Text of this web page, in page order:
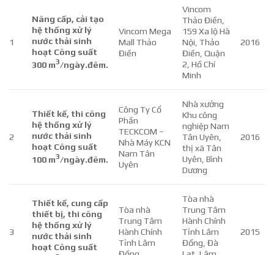
1
Nâng cấp, cải tạo
hệ thống xử lý
nước thải sinh
hoạt Công suất
300 m3/ngày.đêm.
Vincom Mega
Mall Thảo
Điền
Vincom
Thảo Điền,
159 Xa lộ Hà
Nội, Thảo
Điền, Quận
2, Hồ Chí
Minh
2016
2
Thiết kế, thi công
hệ thống xử lý
nước thải sinh
hoạt Công suất
100 m3/ngày.đêm.
Công Ty Cổ
Phần
TECKCOM –
Nhà Máy KCN
Nam Tân
Uyên
Nhà xưởng
Khu công
nghiệp Nam
Tân Uyên,
thị xã Tân
Uyên, Bình
Dương
2016
3
Thiết kế, cung cấp
thiết bị, thi công
hệ thống xử lý
nước thải sinh
hoạt Công suất
Tòa nhà
Trung Tâm
Hành Chính
Tỉnh Lâm
Tòa nhà
Trung Tâm
Hành Chính
Tỉnh Lâm
Đồng, Đà
2015